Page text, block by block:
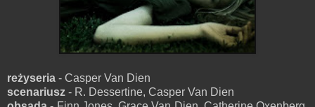
reżyseria - Casper Van Dien
scenariusz - R. Dessertine, Casper Van Dien